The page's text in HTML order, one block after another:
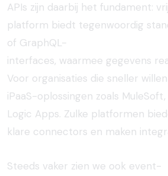
APIs zijn daarbij het fundament:
platform biedt tegenwoordig
of GraphQL-
interfaces, waarmee gegevens
Voor organisaties die sneller willen
iPaaS-oplossingen zoals
Logic Apps. Zulke platformen
klare connectors en maken
Steeds vaker zien we ook event-